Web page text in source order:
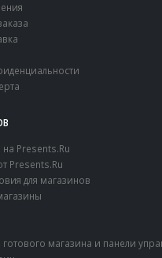
Presents.Ru
Presents.Ru
для магазинов
магазина и панели